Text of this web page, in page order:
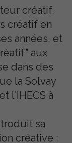
créatif,
créatif en
années, et
aux
dans des
la Solvay
l'IHECS à
sa
créative :